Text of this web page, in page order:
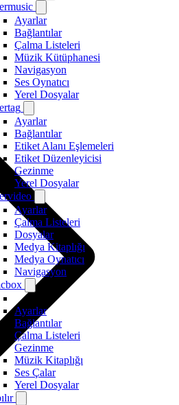
Ayarlar
Bağlantılar
Çalma Listeleri
Müzik Kütüphanesi
Navigasyon
Ses Oynatıcı
Yerel Dosyalar
Ayarlar
Bağlantılar
Etiket Alanı Eşlemeleri
Etiket Düzenleyicisi
Gezinme
Yerel Dosyalar
Ayarlar
Çalma Listeleri
Dosyalar
Medya Kitaplığı
Medya Oynatıcı
Navigasyon
Ayarlar
Bağlantılar
Çalma Listeleri
Gezinme
Müzik Kitaplığı
Ses Çalar
Yerel Dosyalar